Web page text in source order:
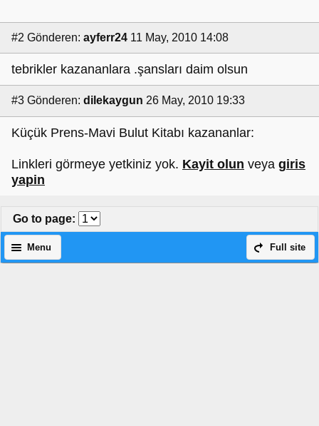
#2 Gönderen: ayferr24 11 May, 2010 14:08
tebrikler kazananlara .şansları daim olsun
#3 Gönderen: dilekaygun 26 May, 2010 19:33
Küçük Prens-Mavi Bulut Kitabı kazananlar:
Linkleri görmeye yetkiniz yok. Kayit olun veya giris
yapin
Go to page:
Full site
Menu